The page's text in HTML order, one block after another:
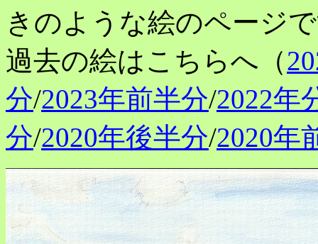
きのような絵のページ
過去の絵はこちらへ（
分/2023年前半分/2022年
分/2020年後半分/2020年